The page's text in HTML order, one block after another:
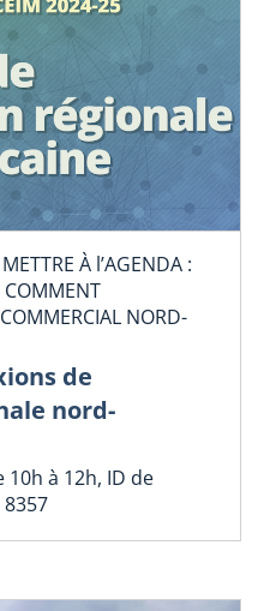
À l’AGENDA :
COMMENT
NORD-
de
nord-
à 12h, ID de